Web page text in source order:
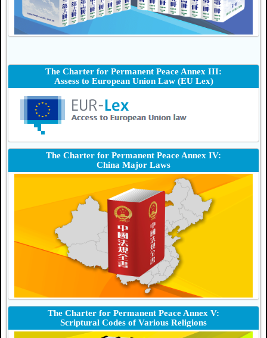
The Charter for Permanent Peace Annex III:
Assess to European Union Law (EU Lex)
The Charter for Permanent Peace Annex IV:
China Major Laws
The Charter for Permanent Peace Annex V:
Scriptural Codes of Various Religions